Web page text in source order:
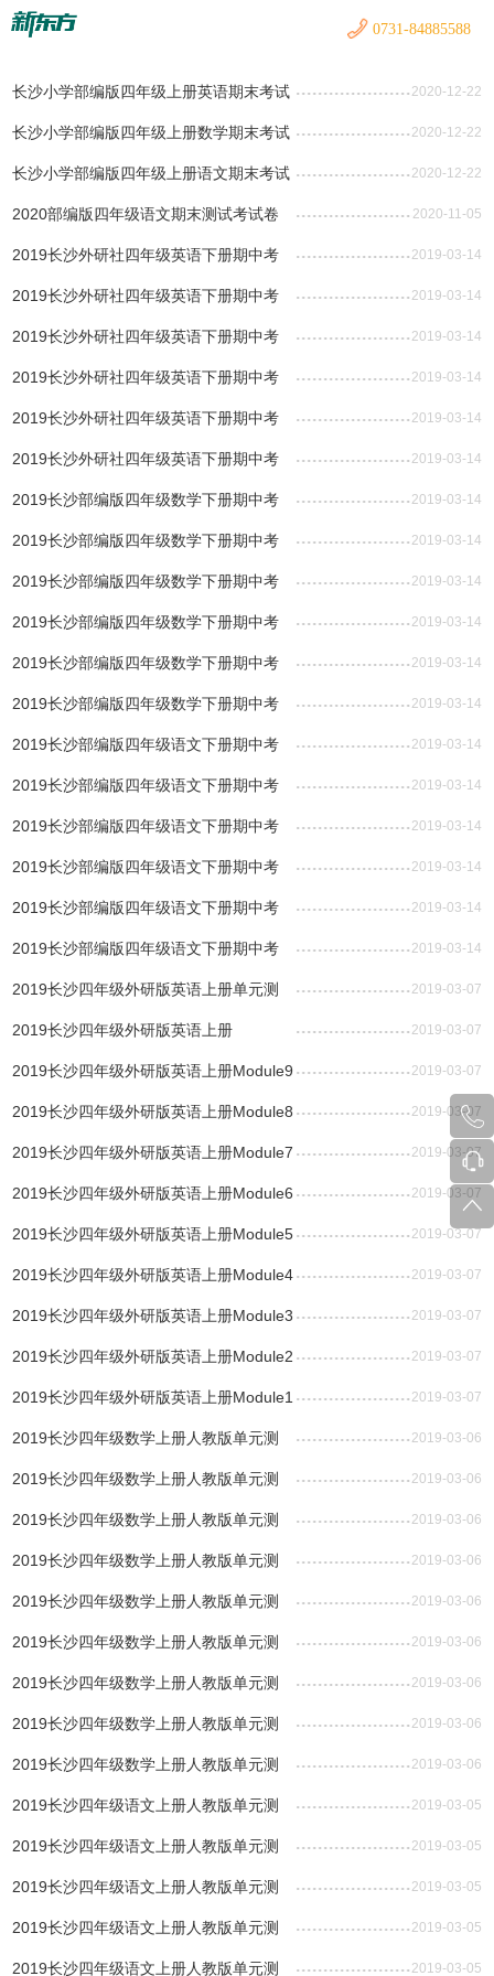
0731-84885588
长沙小学部编版四年级上册英语期末考试
试题及答案解析
2020-12-22
长沙小学部编版四年级上册数学期末考试
试题及答案解析
2020-12-22
长沙小学部编版四年级上册语文期末考试
试题及答案解析
2020-12-22
2020部编版四年级语文期末测试考试卷
及答案解析
2020-11-05
2019长沙外研社四年级英语下册期中考
试试题及答案汇总
2019-03-14
2019长沙外研社四年级英语下册期中考
试试题及答案（五）
2019-03-14
2019长沙外研社四年级英语下册期中考
试试题及答案（四）
2019-03-14
2019长沙外研社四年级英语下册期中考
试试题及答案（三）
2019-03-14
2019长沙外研社四年级英语下册期中考
试试题及答案（二）
2019-03-14
2019长沙外研社四年级英语下册期中考
试试题及答案（一）
2019-03-14
2019长沙部编版四年级数学下册期中考
试试题及答案汇总
2019-03-14
2019长沙部编版四年级数学下册期中考
试试题及答案（五）
2019-03-14
2019长沙部编版四年级数学下册期中考
试试题及答案（四）
2019-03-14
2019长沙部编版四年级数学下册期中考
试试题及答案（三）
2019-03-14
2019长沙部编版四年级数学下册期中考
试试题及答案（二）
2019-03-14
2019长沙部编版四年级数学下册期中考
试试题及答案（一）
2019-03-14
2019长沙部编版四年级语文下册期中考
试试题及答案汇总
2019-03-14
2019长沙部编版四年级语文下册期中考
试试题及答案（五）
2019-03-14
2019长沙部编版四年级语文下册期中考
试试题及答案（四）
2019-03-14
2019长沙部编版四年级语文下册期中考
试试题及答案（三）
2019-03-14
2019长沙部编版四年级语文下册期中考
试试题及答案（二）
2019-03-14
2019长沙部编版四年级语文下册期中考
试试题及答案（一）
2019-03-14
2019长沙四年级外研版英语上册单元测
试汇总
2019-03-07
2019长沙四年级外研版英语上册
Module10单元测试
2019-03-07
2019长沙四年级外研版英语上册Module9
单元测试
2019-03-07
2019长沙四年级外研版英语上册Module8
单元测试
2019-03-07
2019长沙四年级外研版英语上册Module7
单元测试
2019-03-07
2019长沙四年级外研版英语上册Module6
单元测试
2019-03-07
2019长沙四年级外研版英语上册Module5
单元测试
2019-03-07
2019长沙四年级外研版英语上册Module4
单元测试
2019-03-07
2019长沙四年级外研版英语上册Module3
单元测试
2019-03-07
2019长沙四年级外研版英语上册Module2
单元测试
2019-03-07
2019长沙四年级外研版英语上册Module1
单元测试
2019-03-07
2019长沙四年级数学上册人教版单元测
试汇总
2019-03-06
2019长沙四年级数学上册人教版单元测
试：第八单元
2019-03-06
2019长沙四年级数学上册人教版单元测
试：第七单元
2019-03-06
2019长沙四年级数学上册人教版单元测
试：第六单元
2019-03-06
2019长沙四年级数学上册人教版单元测
试：第五单元
2019-03-06
2019长沙四年级数学上册人教版单元测
试：第四单元
2019-03-06
2019长沙四年级数学上册人教版单元测
试：第三单元
2019-03-06
2019长沙四年级数学上册人教版单元测
试：第二单元
2019-03-06
2019长沙四年级数学上册人教版单元测
试：第一单元
2019-03-06
2019长沙四年级语文上册人教版单元测
试汇总
2019-03-05
2019长沙四年级语文上册人教版单元测
试：第八单元
2019-03-05
2019长沙四年级语文上册人教版单元测
试：第七单元
2019-03-05
2019长沙四年级语文上册人教版单元测
试：第六单元
2019-03-05
2019长沙四年级语文上册人教版单元测 2019-03-05